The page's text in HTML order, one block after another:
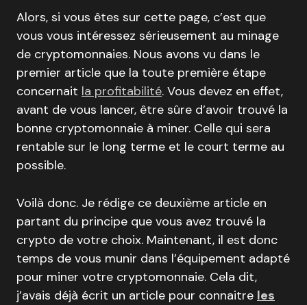
Alors, si vous êtes sur cette page, c’est que
vous vous intéressez sérieusement au minage
de cryptomonnaies. Nous avons vu dans le
premier article que la toute première étape
concernait la profitabilité. Vous devez en effet,
avant de vous lancer, être sûre d’avoir trouvé la
bonne cryptomonnaie à miner. Celle qui sera
rentable sur le long terme et le court terme au
possible.
Voilà donc. Je rédige ce deuxième article en
partant du principe que vous avez trouvé la
crypto de votre choix. Maintenant, il est donc
temps de vous munir dans l’équipement adapté
pour miner votre cryptomonnaie. Cela dit,
j’avais déjà écrit un article pour connaitre les